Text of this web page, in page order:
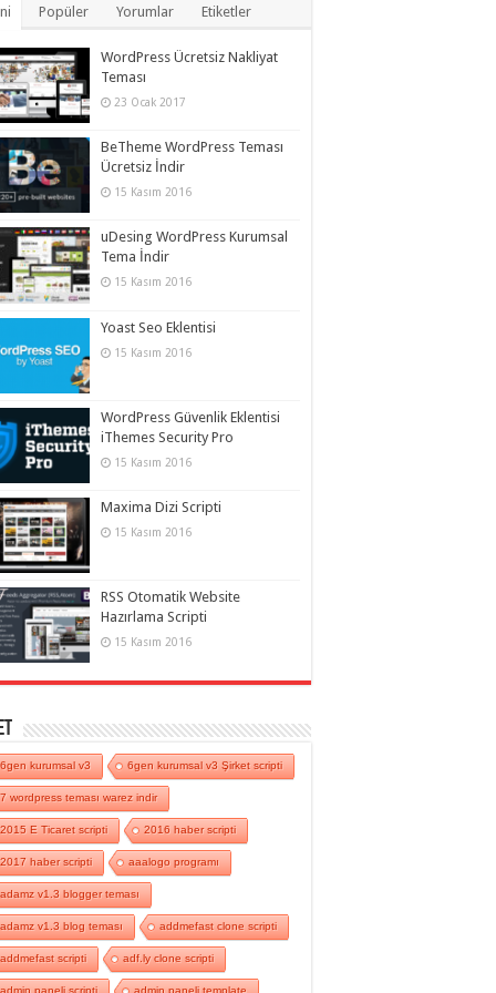
Popüler Yorumlar Etiketler
WordPress Ücretsiz Nakliyat
Teması
23 Ocak 2017
BeTheme WordPress Teması
Ücretsiz İndir
15 Kasım 2016
uDesing WordPress Kurumsal
Tema İndir
15 Kasım 2016
Yoast Seo Eklentisi
15 Kasım 2016
WordPress Güvenlik Eklentisi
iThemes Security Pro
15 Kasım 2016
Maxima Dizi Scripti
15 Kasım 2016
RSS Otomatik Website
Hazırlama Scripti
15 Kasım 2016
6gen kurumsal v3 6gen kurumsal v3 Şirket scripti
7 wordpress teması warez indir
2015 E Ticaret scripti 2016 haber scripti
2017 haber scripti aaalogo programı
adamz v1.3 blogger teması
adamz v1.3 blog teması addmefast clone scripti
addmefast scripti adf.ly clone scripti
admin paneli scripti admin paneli template